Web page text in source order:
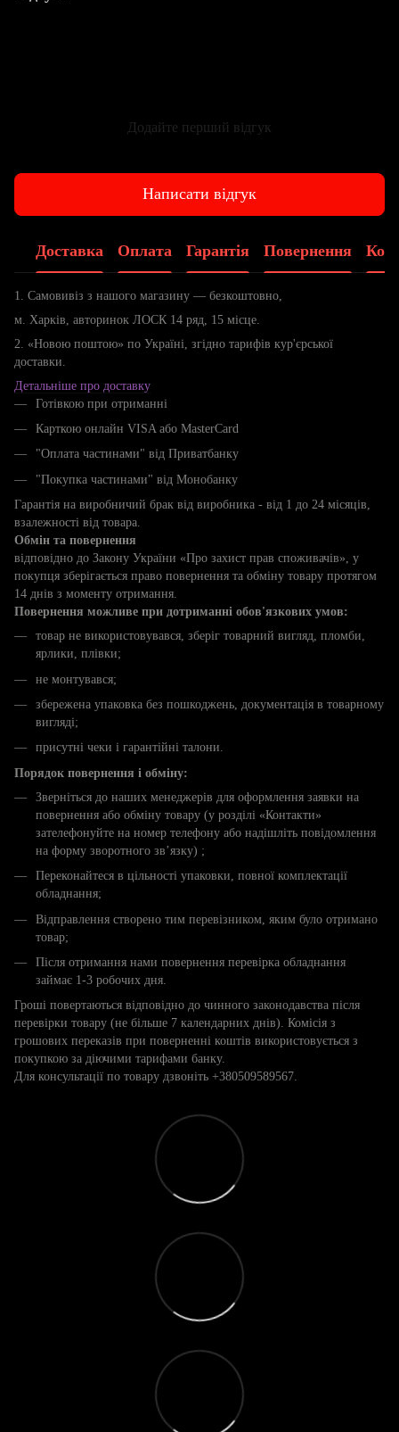
Додайте перший відгук
Написати відгук
Доставка Оплата Гарантія Повернення
1. Самовивіз з нашого магазину — безкоштовно,
м. Харків, авторинок ЛОСК 14 ряд, 15 місце.
2. «Новою поштою» по Україні, згідно тарифів кур'єрської
доставки.
Детальніше про доставку
Готівкою при отриманні
Карткою онлайн VISA або MasterCard
"Оплата частинами" від Приватбанку
"Покупка частинами" від Монобанку
Гарантія на виробничий брак від виробника - від 1 до 24 місяців,
взалежності від товара.
Обмін та повернення
відповідно до Закону України «Про захист прав споживачів», у
покупця зберігається право повернення та обміну товару протягом
14 днів з моменту отримання.
Повернення можливе при дотриманні обов'язкових умов:
товар не використовувався, зберіг товарний вигляд, пломби,
ярлики, плівки;
не монтувався;
збережена упаковка без пошкоджень, документація в товарному
вигляді;
присутні чеки і гарантійні талони.
Порядок повернення і обміну:
Зверніться до наших менеджерів для оформлення заявки на
повернення або обміну товару (у розділі «Контакти»
зателефонуйте на номер телефону або надішліть повідомлення
на форму зворотного зв’язку) ;
Переконайтеся в цільності упаковки, повної комплектації
обладнання;
Відправлення створено тим перевізником, яким було отримано
товар;
Після отримання нами повернення перевірка обладнання
займає 1-3 робочих дня.
Гроші повертаються відповідно до чинного законодавства після
перевірки товару (не більше 7 календарних днів). Комісія з
грошових переказів при поверненні коштів використовується з
покупкою за діючими тарифами банку.
Для консультації по товару дзвоніть +380509589567.